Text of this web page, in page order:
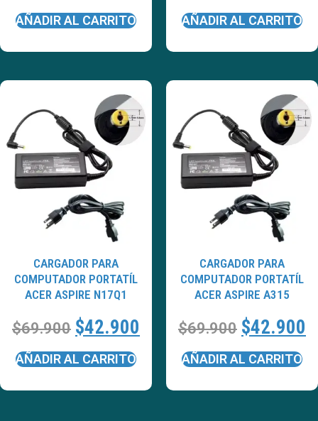
AÑADIR AL CARRITO AÑADIR AL CARRITO
CARGADOR PARA
COMPUTADOR PORTATÍL
ACER ASPIRE N17Q1
$69.900 $42.900
AÑADIR AL CARRITO
CARGADOR PARA
COMPUTADOR PORTATÍL
ACER ASPIRE A315
$69.900 $42.900
AÑADIR AL CARRITO